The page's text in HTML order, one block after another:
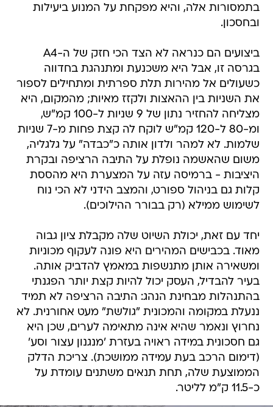
בתמסורות אלה, והיא מפקחת על המנוע ביעילות
ובחסכון.
ביצועים הם כנראה לא הצד הכי חזק של ה-A4
בגרסה זו, אבל היא משכנעת ומתנהגת בחדווה
כשעולים אל מהירות תלת ספרתית ומתחילים לספור
את השניות בין ההאצות ולקזז מאיות; מהמקום, היא
מצליחה להחזיר נתון של 9 שניות ל-100 קמ"ש,
ומ-80 ל-120 קמ"ש לוקח לה קצת פחות מ-7 שניות
שלמות. לא למהר ולדון אותה כ"כבדה" על גלגליה,
משום שהאשמה נופלת על התיבה הרציפה ובקרת
היציבות - ברמיסה עזה על המצערת היא מהססת
קלות גם בניהול ספורט, והמצב הידני לא הכי נוח
לשימוש ממילא (רק בבורר ההילוכים).
יחד עם זאת, יכולת השיוט שלה מקבלת ציון גבוה
מאוד. בכבישים המהירים היא פונה לעקוף מכוניות
ומשאירה אותן מתנשפות במאמץ להדביק אותה.
בעיר להבדיל, העסק יכול להיות קצת יותר הפגנתי
בהתנהלות מבחינת הנהג: התיבה הרציפה לא תמיד
ננעלת במקומה והמכונית "גולשת" מעט אחורנית. לא
נחרוץ ונאמר שהיא אינה מתאימה לערים, שכן היא
גם חסכונית במידה ראויה בעזרת 'מנגנון עצור וסע'
(דימום הרכב בעת עמידה ממושכת). צריכת הדלק
הממוצעת שלה, תחת תנאים משתנים עומדת על
כ-11.5 ק"מ לליטר.